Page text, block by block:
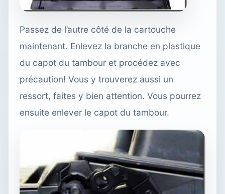
Passez de l’autre côté de la cartouche
maintenant. Enlevez la branche en plastique
du capot du tambour et procédez avec
précaution! Vous y trouverez aussi un
ressort, faites y bien attention. Vous pourrez
ensuite enlever le capot du tambour.